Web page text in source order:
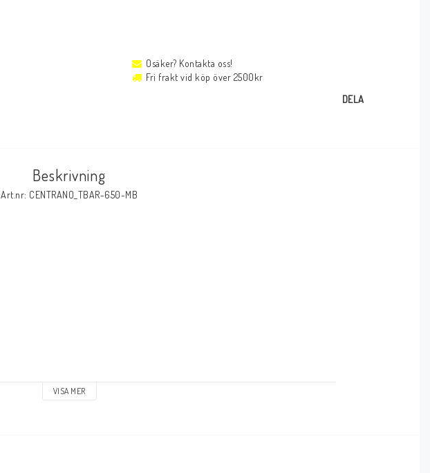
Osäker? Kontakta oss!
Fri frakt vid köp över 2500kr
DELA
Beskrivning
Art.nr: CENTRANO_TBAR-650-MB
VISA MER